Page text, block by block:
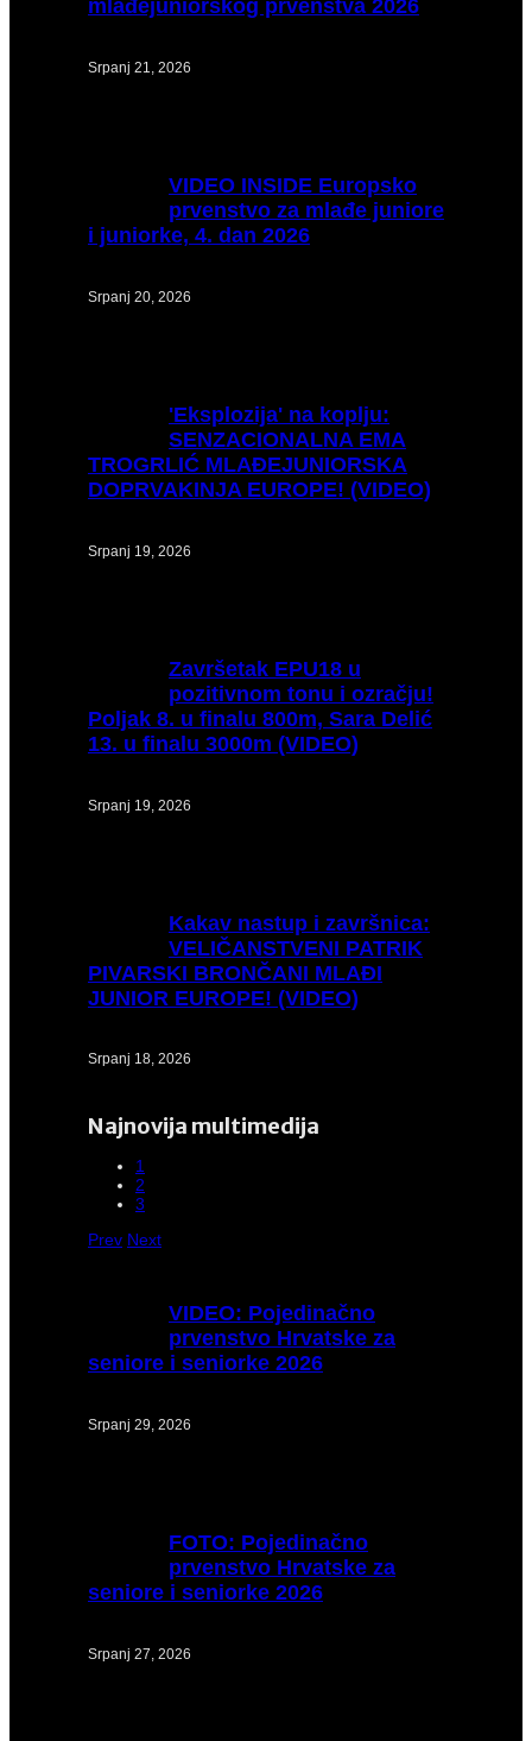
mlađejuniorskog prvenstva 2026
Srpanj 21, 2026
VIDEO INSIDE Europsko
prvenstvo za mlađe juniore
i juniorke, 4. dan 2026
Srpanj 20, 2026
'Eksplozija' na koplju:
SENZACIONALNA EMA
TROGRLIĆ MLAĐEJUNIORSKA
DOPRVAKINJA EUROPE! (VIDEO)
Srpanj 19, 2026
Završetak EPU18 u
pozitivnom tonu i ozračju!
Poljak 8. u finalu 800m, Sara Delić
13. u finalu 3000m (VIDEO)
Srpanj 19, 2026
Kakav nastup i završnica:
VELIČANSTVENI PATRIK
PIVARSKI BRONČANI MLAĐI
JUNIOR EUROPE! (VIDEO)
Srpanj 18, 2026
Najnovija multimedija
1
2
3
Prev Next
VIDEO: Pojedinačno
prvenstvo Hrvatske za
seniore i seniorke 2026
Srpanj 29, 2026
FOTO: Pojedinačno
prvenstvo Hrvatske za
seniore i seniorke 2026
Srpanj 27, 2026